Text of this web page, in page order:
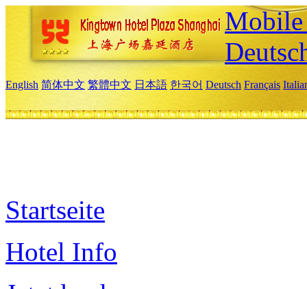
English 简体中文 繁體中文 日本語 한국어 Deutsch Français
Startseite
Hotel Info